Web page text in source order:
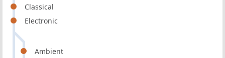
Classical
Electronic
Ambient